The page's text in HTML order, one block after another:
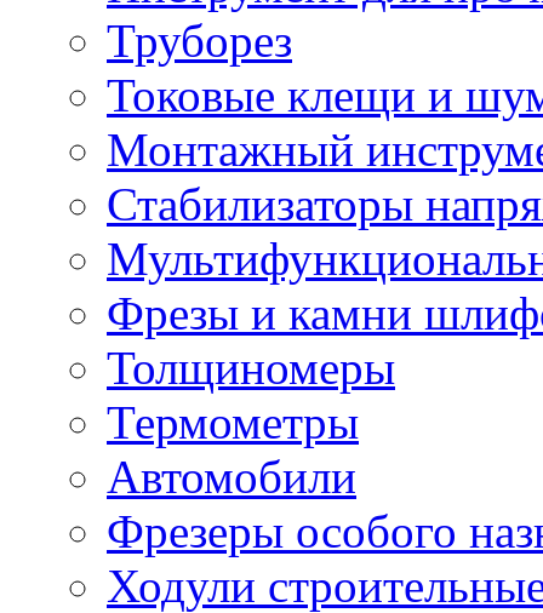
Труборез
Токовые клещи и
Монтажный
Стабилизаторы
Фрезы и камни
Толщиномеры
Термометры
Автомобили
Фрезеры особого
Ходули